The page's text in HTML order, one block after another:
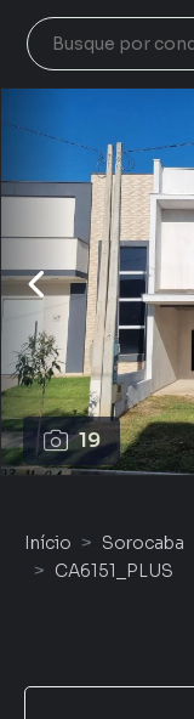
19
Início Sorocaba
CA6151_PLUS